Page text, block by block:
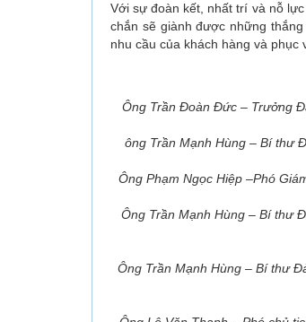
Với sự đoàn kết, nhất trí và nỗ
chắn sẽ giành được những
nhu cầu của khách hàng và phục
Ông Trần Đoàn Đức – Trưởng
ông Trần Mạnh Hùng – Bí thư
Ông Phạm Ngọc Hiệp –Phó
Ông Trần Mạnh Hùng – Bí thư
Ông Trần Mạnh Hùng – Bí thư